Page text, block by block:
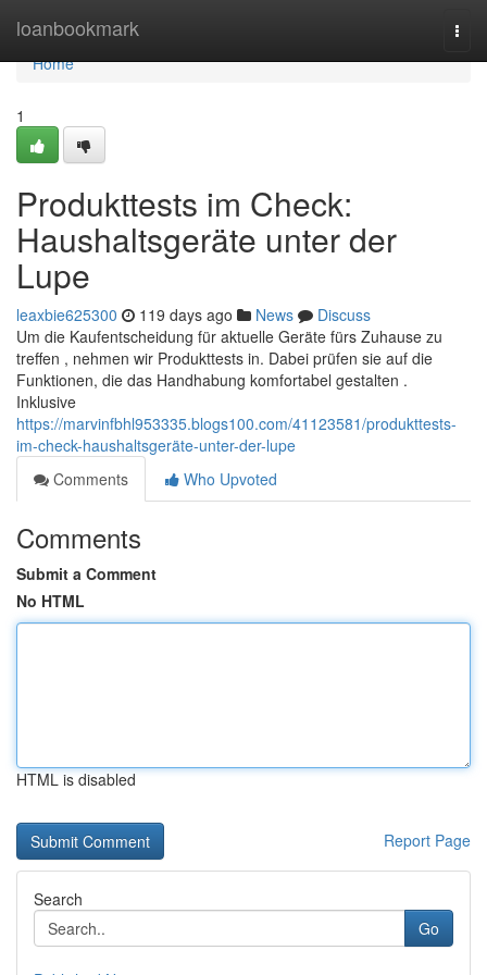
loanbookmark
Home
Home
1
Produkttests im Check:
Haushaltsgeräte unter der
Lupe
leaxbie625300 119 days ago News
Discuss
Um die Kaufentscheidung für aktuelle Geräte fürs Zuhause zu
treffen , nehmen wir Produkttests in. Dabei prüfen sie auf die
Funktionen, die das Handhabung komfortabel gestalten .
Inklusive
https://marvinfbhl953335.blogs100.com/41123581/produkttests-
im-check-haushaltsgeräte-unter-der-lupe
Comments
Who Upvoted
Comments
Submit a Comment
No HTML
HTML is disabled
Report Page
Search
Go